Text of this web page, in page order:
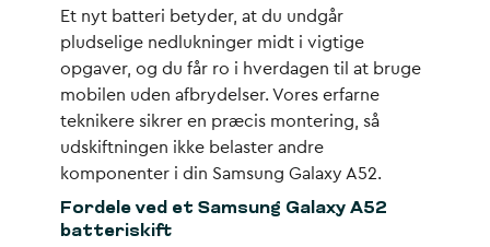
Et nyt batteri betyder, at du undgår
pludselige nedlukninger midt i vigtige
opgaver, og du får ro i hverdagen til at bruge
mobilen uden afbrydelser. Vores erfarne
teknikere sikrer en præcis montering, så
udskiftningen ikke belaster andre
komponenter i din Samsung Galaxy A52.
Fordele ved et Samsung Galaxy A52
batteriskift